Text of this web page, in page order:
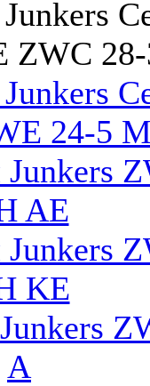
ZWC
24-5
Junkers
AE
Junkers
KE
A